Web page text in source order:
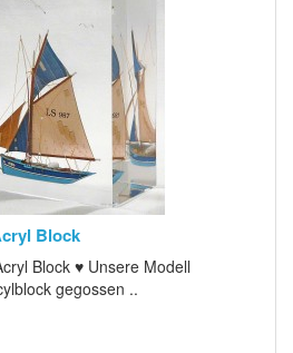
Block
Block ♥ Unsere Modell
gegossen ..